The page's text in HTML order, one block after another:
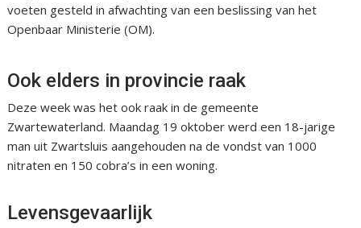
voeten gesteld in afwachting van een beslissing van het
Openbaar Ministerie (OM).
Ook elders in provincie raak
Deze week was het ook raak in de gemeente
Zwartewaterland. Maandag 19 oktober werd een 18-jarige
man uit Zwartsluis aangehouden na de vondst van 1000
nitraten en 150 cobra’s in een woning.
Levensgevaarlijk